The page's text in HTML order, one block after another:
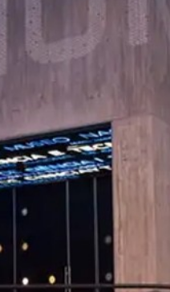
Solicitud de reproducciones y
Notas de prensa